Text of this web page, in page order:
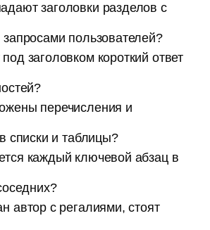
заголовки разделов с
пользователей?
заголовком короткий ответ
перечисления и
списки и таблицы?
каждый ключевой абзац в
автор с регалиями, стоят